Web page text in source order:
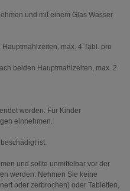
und mit einem Glas Wasser
max. 4 Tabl. pro
beiden Hauptmahlzeiten, max. 2
werden. Für Kinder
einnehmen.
ist.
und sollte unmittelbar vor der
werden. Nehmen Sie keine
oder zerbrochen) oder Tabletten,